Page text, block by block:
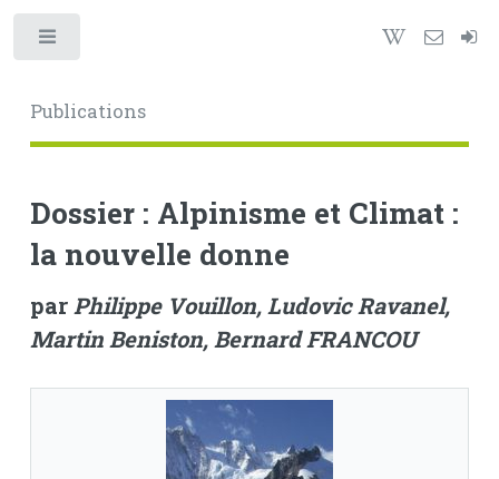
Publications
Dossier : Alpinisme et Climat :
la nouvelle donne
parPhilippe Vouillon, Ludovic Ravanel,
Martin Beniston, Bernard FRANCOU